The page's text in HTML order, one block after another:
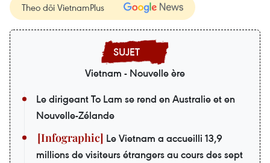
Theo dõi VietnamPlus
Vietnam - Nouvelle ère
Le dirigeant To Lam se rend en Australie et en
Nouvelle-Zélande
Le Vietnam a accueilli 13,9
millions de visiteurs étrangers au cours des sept